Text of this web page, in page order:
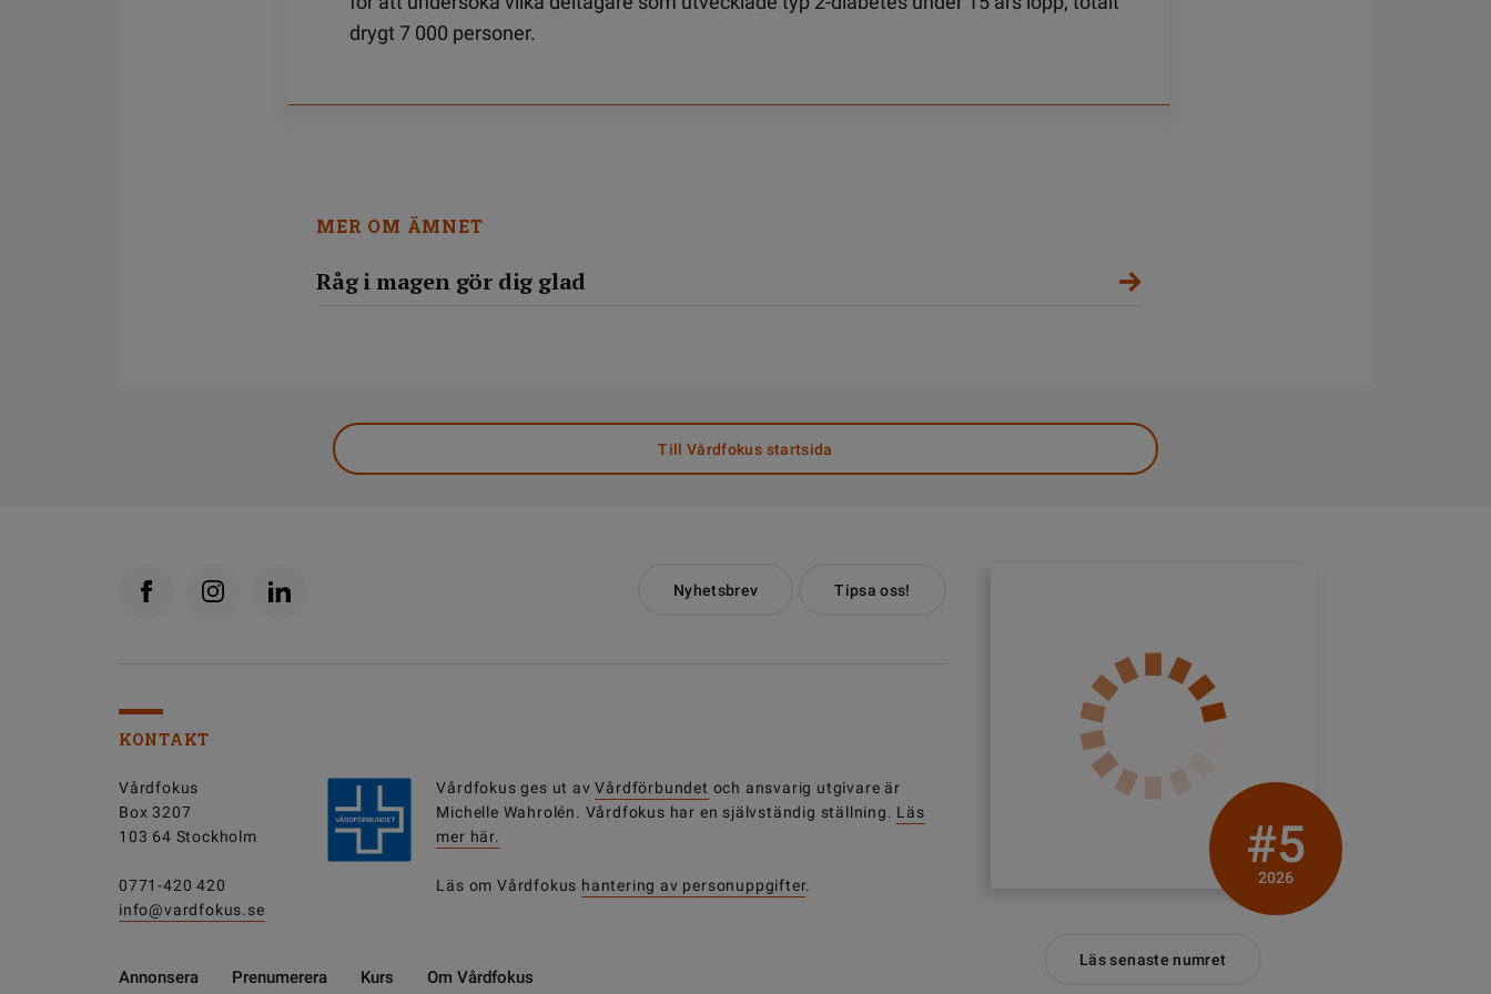
drygt 7 000 personer.
MER OM ÄMNET
Råg i magen gör dig glad
Till Vårdfokus startsida
Nyhetsbrev Tipsa oss!
KONTAKT
Vårdfokus
Box 3207
103 64 Stockholm
0771-420 420
info@vardfokus.se
Vårdfokus ges ut avVårdförbundet och ansvarig utgivare är
Michelle Wahrolén. Vårdfokus har en självständig ställning. Läs
mer här.
Läs om Vårdfokus hantering av personuppgifter.
Annonsera Prenumerera Kurs Om Vårdfokus
#5
2026
Läs senaste numret